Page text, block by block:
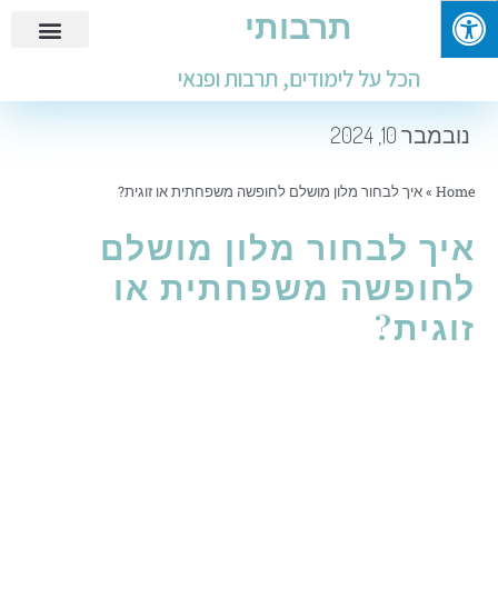
תרבותי
הכל על לימודים, תרבות ופנאי
נובמבר 10, 2024
Home
»איך לבחור מלון מושלם לחופשה משפחתית או זוגית?
איך לבחור מלון מושלם
לחופשה משפחתית או
זוגית?